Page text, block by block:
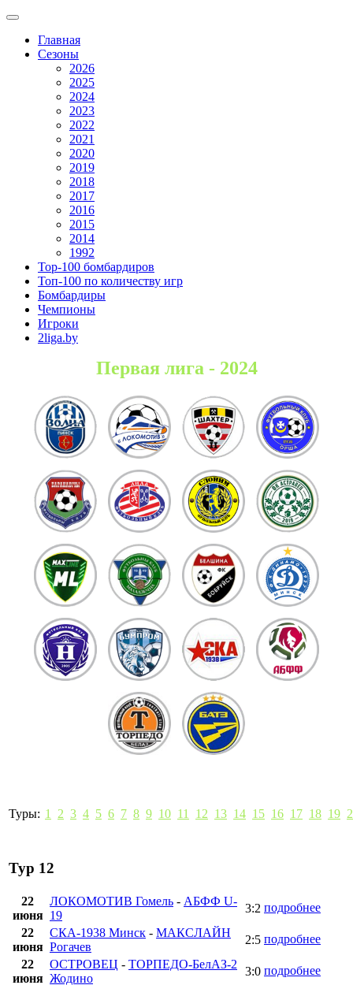
Главная
Сезоны
2026
2025
2024
2023
2022
2021
2020
2019
2018
2017
2016
2015
2014
1992
Top-100 бомбардиров
Топ-100 по количеству игр
Бомбардиры
Чемпионы
Игроки
2liga.by
Первая лига - 2024
Туры: 1 2 3 4 5 6 7 8 9 10 11 12 13 14 15 16 17 18 19
Тур 12
22
июня
ЛОКОМОТИВ Гомель - АБФФ U-
19
3:2 подробнее
22
июня
СКА-1938 Минск - МАКСЛАЙН
Рогачев
2:5 подробнее
22
июня
ОСТРОВЕЦ - ТОРПЕДО-БелАЗ-2
Жодино
3:0 подробнее